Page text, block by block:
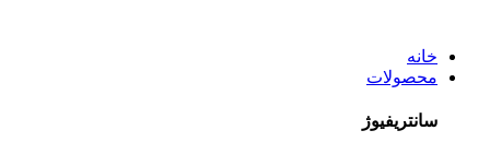
خانه
محصولات
سانتریفیوژ